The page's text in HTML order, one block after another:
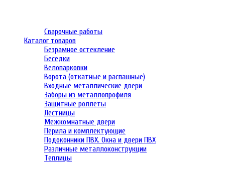
Сварочные работы
Каталог товаров
Безрамное остекление
Беседки
Велопарковки
Ворота (откатные и распашные)
Входные металлические двери
Заборы из металлопрофиля
Защитные роллеты
Лестницы
Межкомнатные двери
Перила и комплектующие
Подоконники ПВХ. Окна и двери ПВХ
Различные металлоконструкции
Теплицы